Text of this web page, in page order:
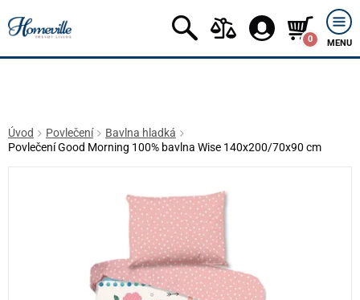
0 MENU
Úvod Povlečení
Bavlna hladká
Povlečení Good Morning 100% bavlna Wise 140x200/70x90 cm